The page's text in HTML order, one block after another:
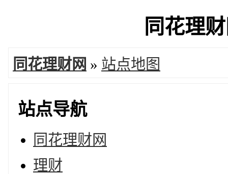
同花理
同花理财网 » 站点地图
站点导航
同花理财网
理财